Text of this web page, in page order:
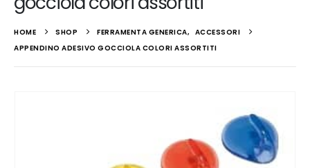
HOME SHOP FERRAMENTA GENERICA, ACCESSORI
APPENDINO ADESIVO GOCCIOLA COLORI ASSORTITI